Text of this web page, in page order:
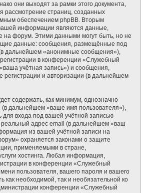
они выходят за рамки этого документа,
рассмотрение страниц, созданных
обеспечением phpBB. Вторым
информации являются данные,
на форум. Этими данными могут быть, но не
данные: сообщения, размещённые под
дальнейшем «анонимные сообщения»),
в конференции «Служебный
учётная запись») и сообщения,
регистрации и авторизации (в дальнейшем
содержать, как минимум, однозначно
дальнейшем «ваше имя пользователя»),
входа под вашей учётной записью
адрес email (в дальнейшем «ваш
из вашей учётной записи на
охраняется законами о защите
применяемыми в стране,
хостинга. Любая информация,
в конференции «Служебный
пользователя, вашего пароля и вашего
как необходимой, так и необязательной ко
конференции «Служебный